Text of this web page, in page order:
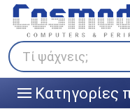
Τί ψάχνεις;
||| Κατηγορίες
Klarna
Πληρώστε σε 3
άτοκες δόσεις